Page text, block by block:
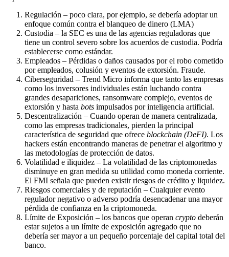
Regulación – poco clara, por ejemplo, se debería adoptar un
enfoque común contra el blanqueo de dinero (LMA)
Custodia – la SEC es una de las agencias reguladoras que
tiene un control severo sobre los acuerdos de custodia. Podría
establecerse como estándar.
Empleados – Pérdidas o daños causados por el robo cometido
por empleados, colusión y eventos de extorsión. Fraude.
Ciberseguridad – Trend Micro informa que tanto las empresas
como los inversores individuales están luchando contra
grandes desapariciones, ransomware complejo, eventos de
extorsión y hasta bots impulsados por inteligencia artificial.
Descentralización – Cuando operan de manera centralizada,
como las empresas tradicionales, pierden la principal
característica de seguridad que ofrece blockchain (DeFI). Los
hackers están encontrando maneras de penetrar el algoritmo y
las metodologías de protección de datos.
Volatilidad e iliquidez – La volatilidad de las criptomonedas
disminuye en gran medida su utilidad como moneda corriente.
El FMI señala que pueden existir riesgos de crédito y liquidez.
Riesgos comerciales y de reputación – Cualquier evento
regulador negativo o adverso podría desencadenar una mayor
pérdida de confianza en la criptomoneda.
Límite de Exposición – los bancos que operan crypto deberán
estar sujetos a un límite de exposición agregado que no
debería ser mayor a un pequeño porcentaje del capital total del
banco.